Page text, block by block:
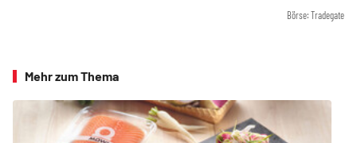
Börse: Tradegate
Mehr zum Thema